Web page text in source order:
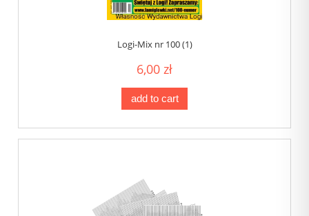
Logi-Mix nr 100 (1)
6,00 zł
add to cart